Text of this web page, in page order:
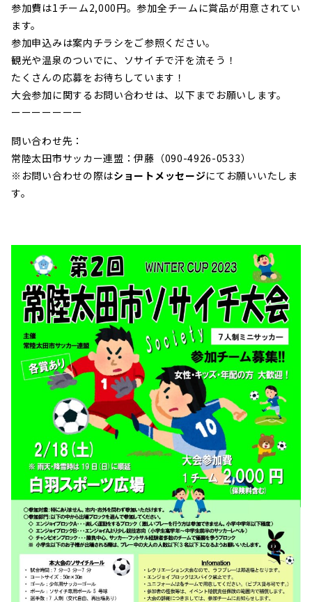
参加費は1チーム2,000円。参加全チームに賞品が用意されてい
ます。
参加申込みは案内チラシをご参照ください。
観光や温泉のついでに、ソサイチで汗を流そう！
たくさんの応募をお待ちしています！
大会参加に関するお問い合わせは、以下までお願いします。
ーーーーーーー
問い合わせ先：
常陸太田市サッカー連盟：伊藤（090-4926-0533）
※お問い合わせの際はショートメッセージにてお願いいたしま
す。